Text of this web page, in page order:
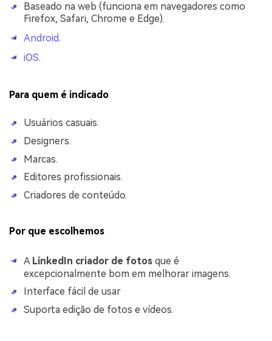
Baseado na web (funciona em navegadores como
Firefox, Safari, Chrome e Edge).
Android.
iOS.
Para quem é indicado
Usuários casuais.
Designers.
Marcas.
Editores profissionais.
Criadores de conteúdo.
Por que escolhemos
A LinkedIn criador de fotos que é
excepcionalmente bom em melhorar imagens.
Interface fácil de usar
Suporta edição de fotos e vídeos.